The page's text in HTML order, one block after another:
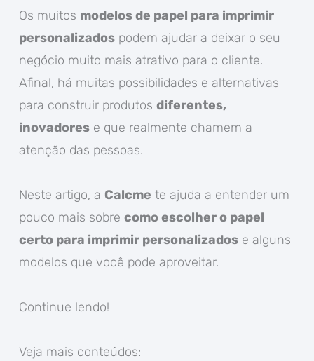
Os muitos modelos de papel para imprimir
personalizadospodem ajudar a deixar o seu
negócio muito mais atrativo para o cliente.
Afinal, há muitas possibilidades e alternativas
para construir produtos diferentes,
inovadorese que realmente chamem a
atenção das pessoas.
Neste artigo, a Calcme te ajuda a entender um
pouco mais sobre como escolher o papel
certo para imprimir personalizadose alguns
modelos que você pode aproveitar.
Continue lendo!
Veja mais conteúdos: